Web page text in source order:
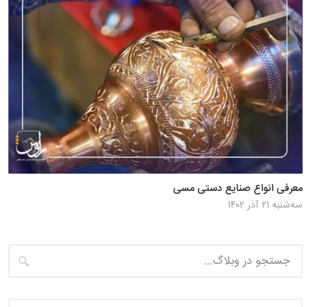
معرفی انواع صنایع دستی مسی
سه‌شنبه ۲۱ آذر ۱۴۰۲